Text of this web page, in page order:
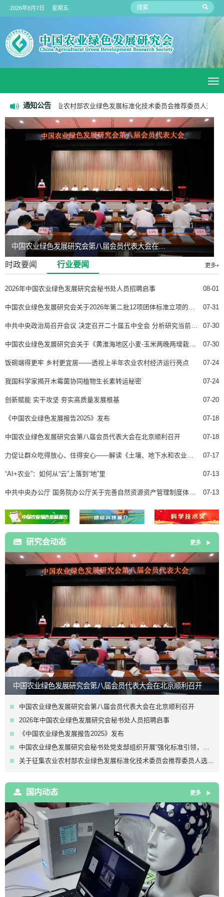
2026年8月7日 星期五
通知公告
14关于征集农业农村部农业绿色发展标准化技术委员会推荐委员人选的通知
更多>>
中国农业绿色发展研究会第八届会员代表大会在北京顺利召开
2025农业绿色发展论坛暨第三届中国农业绿色技术产业大会在江苏南京召开
更多+
时政要闻 行业要闻
08-01
2026年中国农业绿色发展研究会秘书处人员招聘启事
07-31
07-30
07-30
07-24
饭碗端得更牢 乡村更宜居——透视上半年农业农村经济运行亮点
07-24
我国科学家揭开木霉菌协同植物生长素转运秘密
07-20
创新赋能 实干攻坚 夯实高质量发展根基
07-18
《中国农业绿色发展报告2025》发布
07-18
中国农业绿色发展研究会第八届会员代表大会在北京顺利召开
07-17
07-13
“AI+农业”：如何从“云”上落到“地”里
07-13
研究会动态 更多
中国农业绿色发展研究会第八届会员代表大会在北京顺利召开
中国农业绿色发展研究会第八届会员代表大会在北京顺利召开
2026年中国农业绿色发展研究会秘书处人员招聘启事
《中国农业绿色发展报告2025》发布
中国农业绿色发展研究会秘书处党支部组织开展“强化标准引领，做好农业绿色发展团体标准研制”主题党日活动
关于征集农业农村部农业绿色发展标准化技术委员会推荐委员人选的通知
国内动态 更多